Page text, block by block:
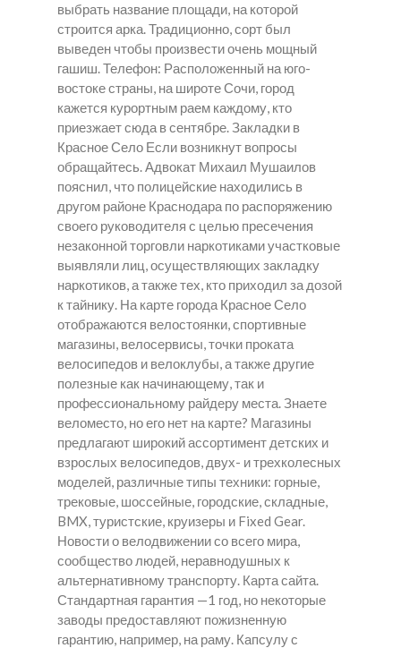
выбрать название площади, на которой
строится арка. Традиционно, сорт был
выведен чтобы произвести очень мощный
гашиш. Телефон: Расположенный на юго-
востоке страны, на широте Сочи, город
кажется курортным раем каждому, кто
приезжает сюда в сентябре.Закладки в
Красное Село Если возникнут вопросы
обращайтесь. Адвокат Михаил Мушаилов
пояснил, что полицейские находились в
другом районе Краснодара по распоряжению
своего руководителя с целью пресечения
незаконной торговли наркотиками участковые
выявляли лиц, осуществляющих закладку
наркотиков, а также тех, кто приходил за дозой
к тайнику. На карте города Красное Село
отображаются велостоянки, спортивные
магазины, велосервисы, точки проката
велосипедов и велоклубы, а также другие
полезные как начинающему, так и
профессиональному райдеру места. Знаете
веломесто, но его нет на карте? Магазины
предлагают широкий ассортимент детских и
взрослых велосипедов, двух- и трехколесных
моделей, различные типы техники: горные,
трековые, шоссейные, городские, складные,
BMX, туристские, круизеры и Fixed Gear.
Новости о велодвижении со всего мира,
сообщество людей, неравнодушных к
альтернативному транспорту. Карта сайта.
Стандартная гарантия —1 год, но некоторые
заводы предоставляют пожизненную
гарантию, например, на раму. Капсулу с